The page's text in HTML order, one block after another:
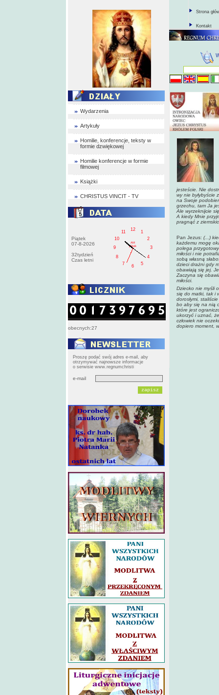
Wydarzenia
Artykuły
Homilie, konferencje, teksty w
formie dzwiękowej
Homilie konferencje w formie
filmowej
Książki
CHRISTUS VINCIT - TV
Piątek
07-8-2026
32tydzień
Czas letni
1
2
3
4
5
6
7
8
9
10
11
12
AM
pištek
obecnych:27
Proszę podać swój adres e-mail, aby
otrzymywać najnowsze informacje
o serwisie www.regnumchristi
e-mail
Strona
Kontakt
jesteście. Nie
wy nie byłybyście
na Swoje
grzechu, tam Ja
Ale wyrzeknijcie
A kiedy Mnie
pragnąć z
Pan Jezus: (...)
każdemu mogę
polega
miłości i nie
sobą własną
dzieci drażni gdy
obawiają się jej.
Zaczyna się
miłości.
Dziecko nie myśli
się do matki, tak i
dorosłymi,
bo aby się na nią
które jest
ukorzyć i uznać,
człowiek nie
dopiero moment,